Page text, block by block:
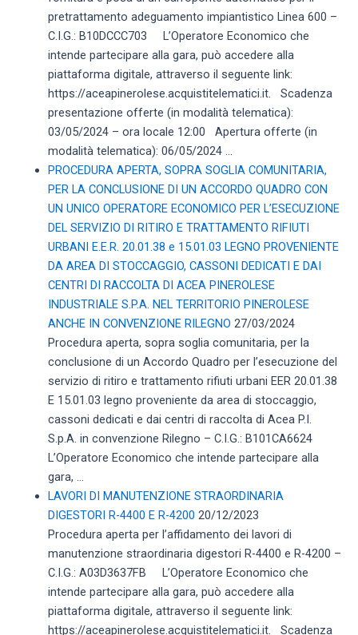
pretrattamento adeguamento impiantistico Linea 600 –
C.I.G.: B10DCCC703 L’Operatore Economico che
intende partecipare alla gara, può accedere alla
piattaforma digitale, attraverso il seguente link:
https://aceapinerolese.acquistitelematici.it. Scadenza
presentazione offerte (in modalità telematica):
03/05/2024 – ora locale 12:00 Apertura offerte (in
modalità telematica): 06/05/2024 ...
PROCEDURA APERTA, SOPRA SOGLIA COMUNITARIA,
PER LA CONCLUSIONE DI UN ACCORDO QUADRO CON
UN UNICO OPERATORE ECONOMICO PER L’ESECUZIONE
DEL SERVIZIO DI RITIRO E TRATTAMENTO RIFIUTI
URBANI E.E.R. 20.01.38 e 15.01.03 LEGNO PROVENIENTE
DA AREA DI STOCCAGGIO, CASSONI DEDICATI E DAI
CENTRI DI RACCOLTA DI ACEA PINEROLESE
INDUSTRIALE S.P.A. NEL TERRITORIO PINEROLESE
ANCHE IN CONVENZIONE RILEGNO 27/03/2024
Procedura aperta, sopra soglia comunitaria, per la
conclusione di un Accordo Quadro per l’esecuzione del
servizio di ritiro e trattamento rifiuti urbani EER 20.01.38
E 15.01.03 legno proveniente da area di stoccaggio,
cassoni dedicati e dai centri di raccolta di Acea P.I.
S.p.A. in convenzione Rilegno – C.I.G.: B101CA6624
L’Operatore Economico che intende partecipare alla
gara, ...
LAVORI DI MANUTENZIONE STRAORDINARIA
DIGESTORI R-4400 E R-4200 20/12/2023
Procedura aperta per l’affidamento dei lavori di
manutenzione straordinaria digestori R-4400 e R-4200 –
C.I.G.: A03D3637FB L’Operatore Economico che
intende partecipare alla gara, può accedere alla
piattaforma digitale, attraverso il seguente link:
https://aceapinerolese.acquistitelematici.it. Scadenza